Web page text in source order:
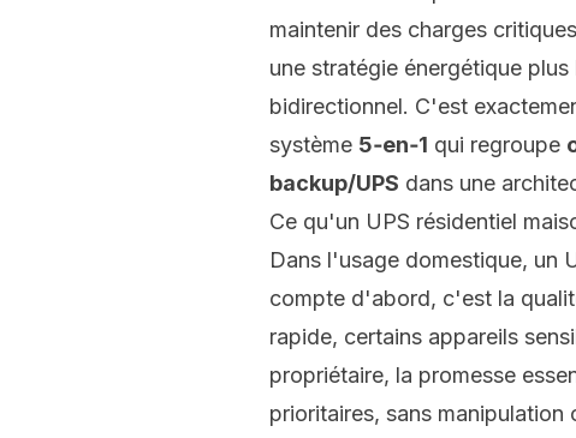
maintenir des charges
une stratégie énergétique
bidirectionnel. C'est
système 5‑en‑1 qui regroupe
backup/UPS dans une
Ce qu'un UPS résidentiel
Dans l'usage domestique, un
compte d'abord, c'est la
rapide, certains appareils
propriétaire, la promesse
prioritaires, sans manipulation